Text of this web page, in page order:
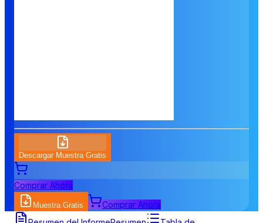
Descargar Muestra Gratis
Comprar Ahora
Muestra Gratis
Comprar Ahora